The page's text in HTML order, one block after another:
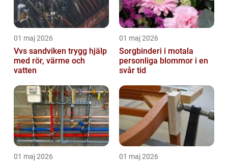
01 maj 2026
Vvs sandviken trygg hjälp
med rör, värme och
vatten
01 maj 2026
Sorgbinderi i motala
personliga blommor i en
svår tid
01 maj 2026 01 maj 2026